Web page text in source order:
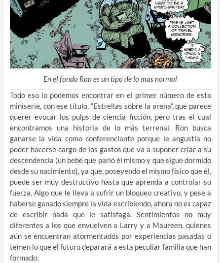
En el fondo Ron es un tipo de lo mas normal
Todo eso lo podemos encontrar en el primer número de esta
miniserie, con ese título, “Estrellas sobre la arena”, que parece
querer evocar los pulps de ciencia ficción, pero tras el cual
encontramos una historia de lo más terrenal. Ron busca
ganarse la vida como conferenciante porque le angustia no
poder hacerse cargo de los gastos que va a suponer criar a su
descendencia (un bebé que parió él mismo y que sigue dormido
desde su nacimiento), ya que, poseyendo el mismo físico que él,
puede ser muy destructivo hasta que aprenda a controlar su
fuerza. Algo que le lleva a sufrir un bloqueo creativo, y pese a
haberse ganado siempre la vida escribiendo, ahora no es capaz
de escribir nada que le satisfaga. Sentimientos no muy
diferentes a los que envuelven a Larry y a Maureen, quienes
aún se encuentran atormentados por experiencias pasadas o
temen lo que el futuro deparará a esta peculiar familia que han
formado.